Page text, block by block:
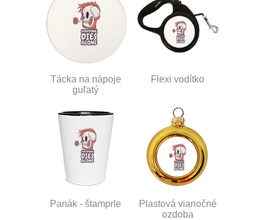
Tácka na nápoje
guľatý
Flexi vodítko
Panák - štamprle
Plastová vianočné
ozdoba